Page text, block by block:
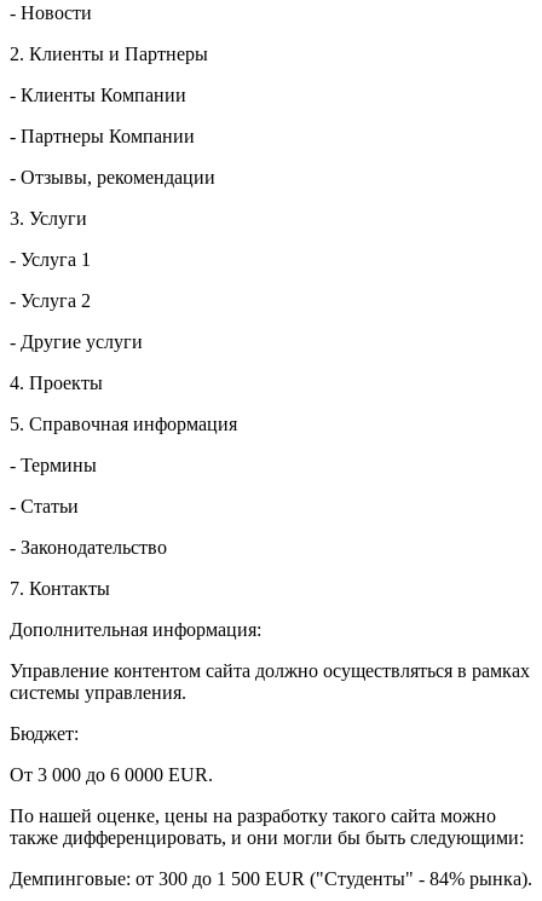
- Новости
2. Клиенты и Партнеры
- Клиенты Компании
- Партнеры Компании
- Отзывы, рекомендации
3. Услуги
- Услуга 1
- Услуга 2
- Другие услуги
4. Проекты
5. Справочная информация
- Термины
- Статьи
- Законодательство
7. Контакты
Дополнительная информация:
Управление контентом сайта должно осуществляться в рамках
системы управления.
Бюджет:
От 3 000 до 6 0000 EUR.
По нашей оценке, цены на разработку такого сайта можно
также дифференцировать, и они могли бы быть следующими:
Демпинговые: от 300 до 1 500 EUR ("Студенты" - 84% рынка).